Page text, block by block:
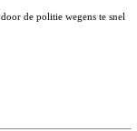
de politie wegens te snel